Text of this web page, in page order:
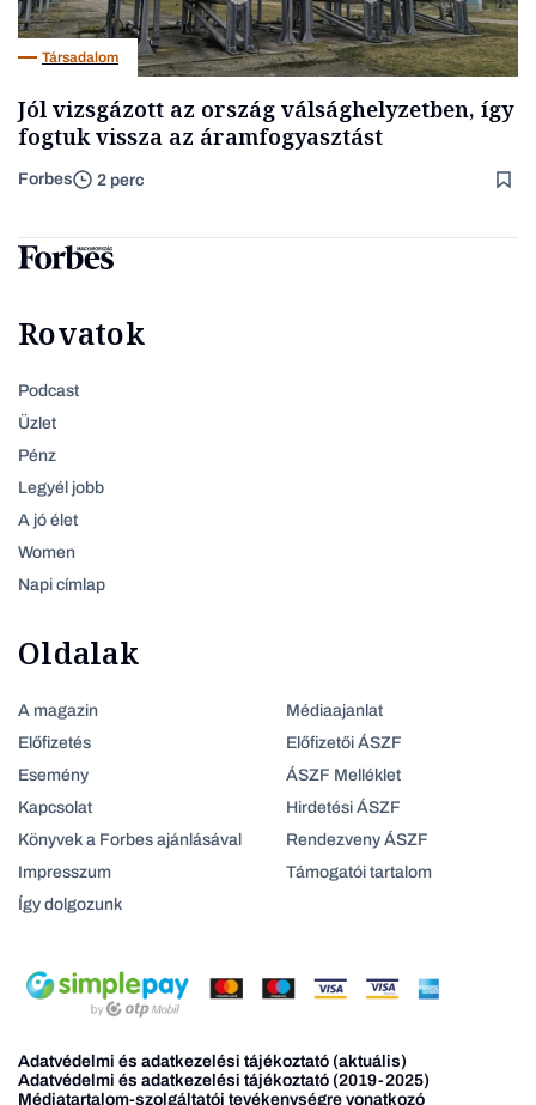
Társadalom
Jól vizsgázott az ország válsághelyzetben, így
fogtuk vissza az áramfogyasztást
Forbes 2 perc
Rovatok
Podcast
Üzlet
Pénz
Legyél jobb
A jó élet
Women
Napi címlap
Oldalak
A magazin
Előfizetés
Esemény
Kapcsolat
Könyvek a Forbes ajánlásával
Impresszum
Így dolgozunk
Médiaajanlat
Előfizetői ÁSZF
ÁSZF Melléklet
Hirdetési ÁSZF
Rendezveny ÁSZF
Támogatói tartalom
Adatvédelmi és adatkezelési tájékoztató (aktuális)
Adatvédelmi és adatkezelési tájékoztató (2019-2025)
Médiatartalom-szolgáltatói tevékenységre vonatkozó